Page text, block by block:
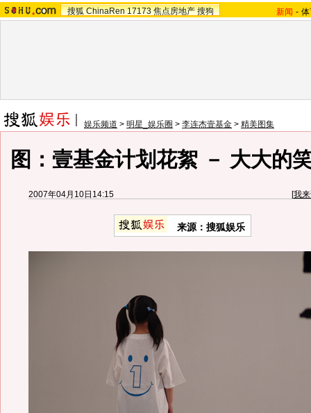
搜狐 ChinaRen 17173 焦点房地产 搜狗 新闻 -
娱乐频道 > 明星_娱乐圈 > 李连杰壹基金 > 精美图集
图：壹基金计划花絮 － 大大的
2007年04月10日14:15 [我
来源：搜狐娱乐